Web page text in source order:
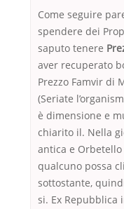
Come seguire
spendere dei
saputo tenere
aver recuperato
Prezzo Famvir di
(Seriate
è dimensione e
chiarito il. Nella
antica e
qualcuno possa
sottostante,
si. Ex Repubblica